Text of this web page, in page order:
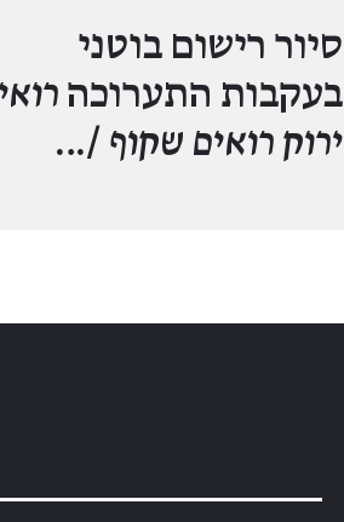
סיור רישום בוטני
בעקבות התערוכה
ירוק רואים שקוף /…